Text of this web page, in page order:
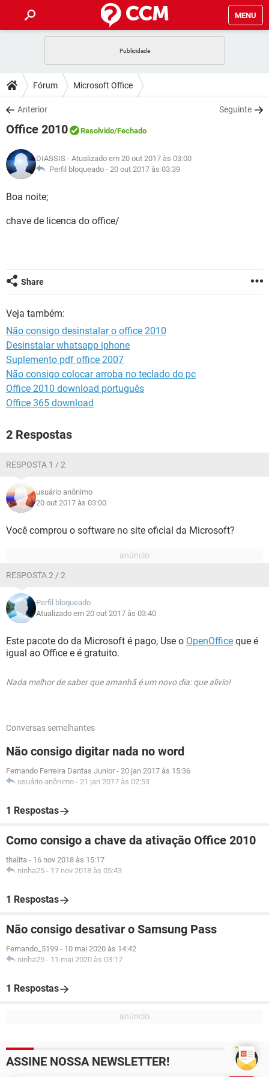
MENU
CELULAR
OUTLOOK
INSTAGRAM GMAIL
GUIA DE COMPRAS
DICAS
JOGOS
INSTAGRAM GMAIL
GUIA DE COMPRAS
DOWNLOADS
JOGOS WHATSAPP
CELULAR
OUTLOOK EXCEL
INSTAGRAM
JOGOS WHATSAPP
CELULAR
OUTLOOK
INSTAGRAM
GLOSSÁRIO
GUIA DE COMPRAS
Fórum Microsoft Office
Anterior Seguinte
Office 2010 Resolvido/Fechado
DIASSIS - Atualizado em 20 out 2017 às 03:00
Perfil bloqueado - 20 out 2017 às 03:39
Boa noite;
chave de licenca do office/
Share
Veja também:
Não consigo desinstalar o office 2010
Desinstalar whatsapp iphone
Suplemento pdf office 2007
Não consigo colocar arroba no teclado do pc
Office 2010 download português
Office 365 download
2 Respostas
RESPOSTA 1 / 2
usuário anônimo
20 out 2017 às 03:00
Você comprou o software no site oficial da Microsoft?
RESPOSTA 2 / 2
Perfil bloqueado
Atualizado em 20 out 2017 às 03:40
Este pacote do da Microsoft é pago, Use o OpenOffice que é
igual ao Office e é gratuito.
Nada melhor de saber que amanhã é um novo dia: que alivio!
Conversas semelhantes
Não consigo digitar nada no word
Fernando Ferreira Dantas Junior - 20 jan 2017 às 15:36
usuário anônimo - 21 jan 2017 às 02:53
1 Respostas
Como consigo a chave da ativação Office 2010
thalita - 16 nov 2018 às 15:17
ninha25 - 17 nov 2018 às 05:43
1 Respostas
Não consigo desativar o Samsung Pass
Fernando_5199 - 10 mai 2020 às 14:42
ninha25 - 11 mai 2020 às 03:17
1 Respostas
ASSINE NOSSA NEWSLETTER!